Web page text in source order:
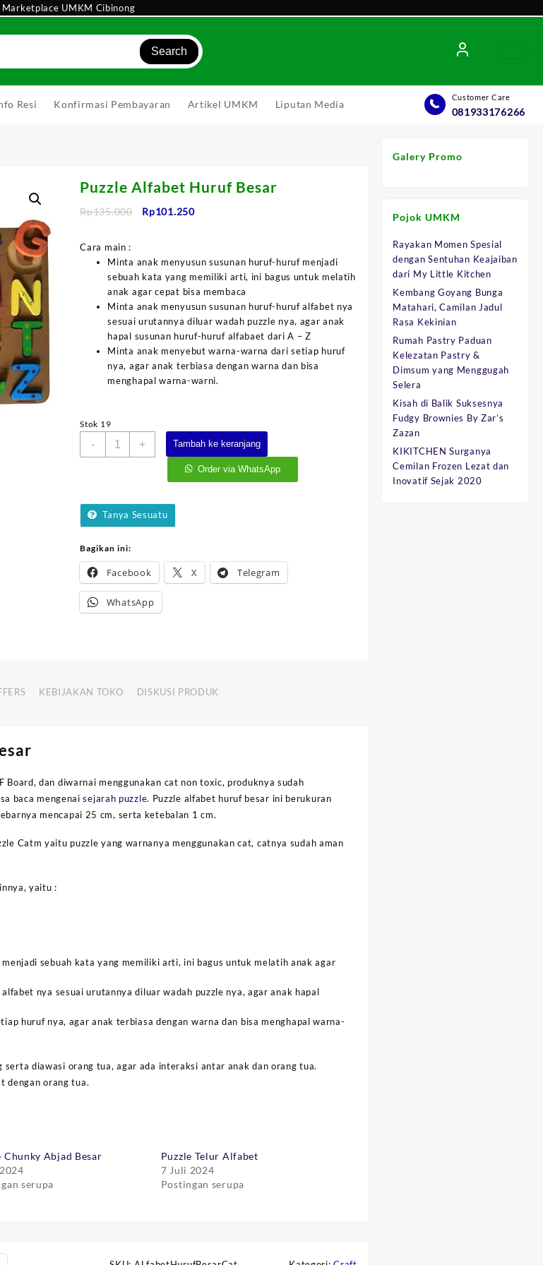
Marketplace UMKM Cibinong
Search
Resi Konfirmasi Pembayaran Artikel UMKM Liputan Media
Customer Care
081933176266
Puzzle Alfabet Huruf Besar
Rp135.000
Harga
Rp135.000.
Rp101.250Harga
Rp101.250.
Cara main :
Minta anak menyusun susunan huruf-huruf menjadi
sebuah kata yang memiliki arti, ini bagus untuk melatih
anak agar cepat bisa membaca
Minta anak menyusun susunan huruf-huruf alfabet nya
sesuai urutannya diluar wadah puzzle nya, agar anak
hapal susunan huruf-huruf alfabaet dari A – Z
Minta anak menyebut warna-warna dari setiap huruf
nya, agar anak terbiasa dengan warna dan bisa
menghapal warna-warni.
Stok 19
-
Kuantitas+ Tambah ke keranjang
Order via WhatsApp
Tanya Sesuatu
Bagikan ini:
Facebook X Telegram
WhatsApp
KEBIJAKAN TOKO DISKUSI PRODUK
dan diwarnai menggunakan cat non toxic, produknya sudah
baca mengenaisejarah puzzle. Puzzle alfabet huruf besar ini berukuran
mencapai 25 cm, serta ketebalan 1 cm.
Catm yaitu puzzle yang warnanya menggunakan cat, catnya sudah aman
yaitu :
sebuah kata yang memiliki arti, ini bagus untuk melatih anak agar
nya sesuai urutannya diluar wadah puzzle nya, agar anak hapal
huruf nya, agar anak terbiasa dengan warna dan bisa menghapal warna-
diawasi orang tua, agar ada interaksi antar anak dan orang tua.
dengan orang tua.
Chunky Abjad Besar
serupa
Puzzle Telur Alfabet
7 Juli 2024
Postingan serupa
Galery Promo
Pojok UMKM
Rayakan Momen Spesial
dengan Sentuhan Keajaiban
dari My Little Kitchen
Kembang Goyang Bunga
Matahari, Camilan Jadul
Rasa Kekinian
Rumah Pastry Paduan
Kelezatan Pastry &
Dimsum yang Menggugah
Selera
Kisah di Balik Suksesnya
Fudgy Brownies By Zar’s
Zazan
KIKITCHEN Surganya
Cemilan Frozen Lezat dan
Inovatif Sejak 2020